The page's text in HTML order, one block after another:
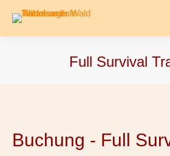
Full Survival
Buchung - Full